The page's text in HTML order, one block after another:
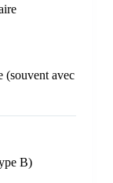
(souvent avec
B)